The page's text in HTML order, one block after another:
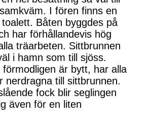
I fören finns en
Båten byggdes på
har förhållandevis hög
träarbeten. Sittbrunnen
i hamn som till sjöss.
är bytt, har alla
nerdragna till sittbrunnen.
fock blir seglingen
även för en liten